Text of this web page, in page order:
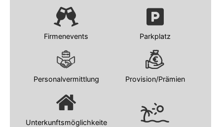
Firmenevents Parkplatz
Personalvermittlung Provision/Prämien
Unterkunftsmöglichkeite